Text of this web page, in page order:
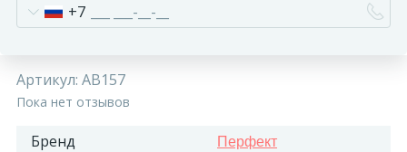
+7
Артикул: AB157
Пока нет отзывов
Бренд Перфект